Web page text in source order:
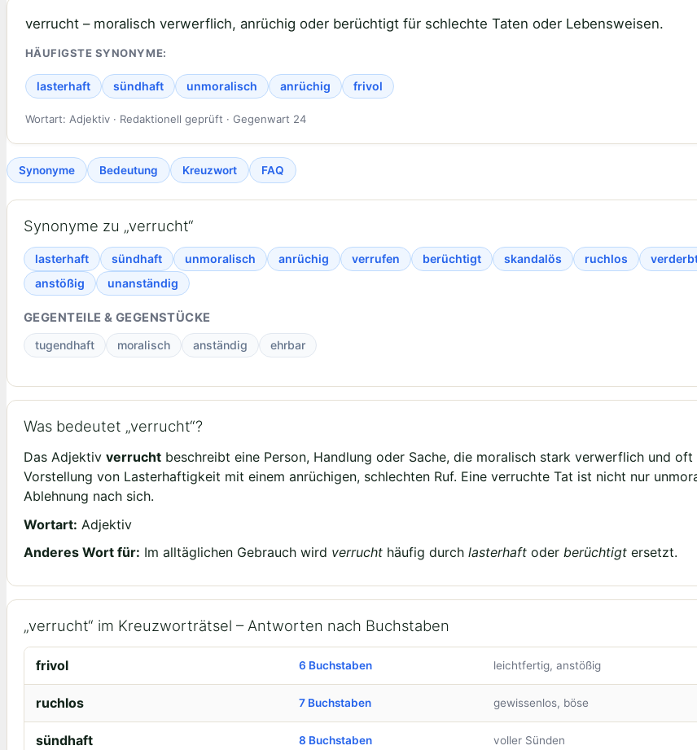
verrucht – moralisch verwerflich, anrüchig oder berüchtigt für schlechte Taten oder Lebensweisen.
HÄUFIGSTE SYNONYME:
lasterhaft sündhaft unmoralisch anrüchig frivol
Wortart: Adjektiv · Redaktionell geprüft · Gegenwart 24
Synonyme Bedeutung Kreuzwort FAQ
Synonyme zu „verrucht“
lasterhaft sündhaft unmoralisch anrüchig verrufen berüchtigt skandalös ruchlos
anstößig
unanständig
GEGENTEILE & GEGENSTÜCKE
tugendhaft moralisch anständig ehrbar
Was bedeutet „verrucht“?
Das Adjektiv verrucht beschreibt eine Person, Handlung oder Sache, die moralisch stark verwerflich und
Vorstellung von Lasterhaftigkeit mit einem anrüchigen, schlechten Ruf. Eine verruchte Tat ist nicht nur
Ablehnung nach sich.
Wortart: Adjektiv
Anderes Wort für: Im alltäglichen Gebrauch wird verrucht häufig durch lasterhaft oder berüchtigt ersetzt.
„verrucht“ im Kreuzworträtsel – Antworten nach Buchstaben
frivol 6 Buchstaben leichtfertig, anstößig
ruchlos 7 Buchstaben gewissenlos, böse
sündhaft 8 Buchstaben voller Sünden